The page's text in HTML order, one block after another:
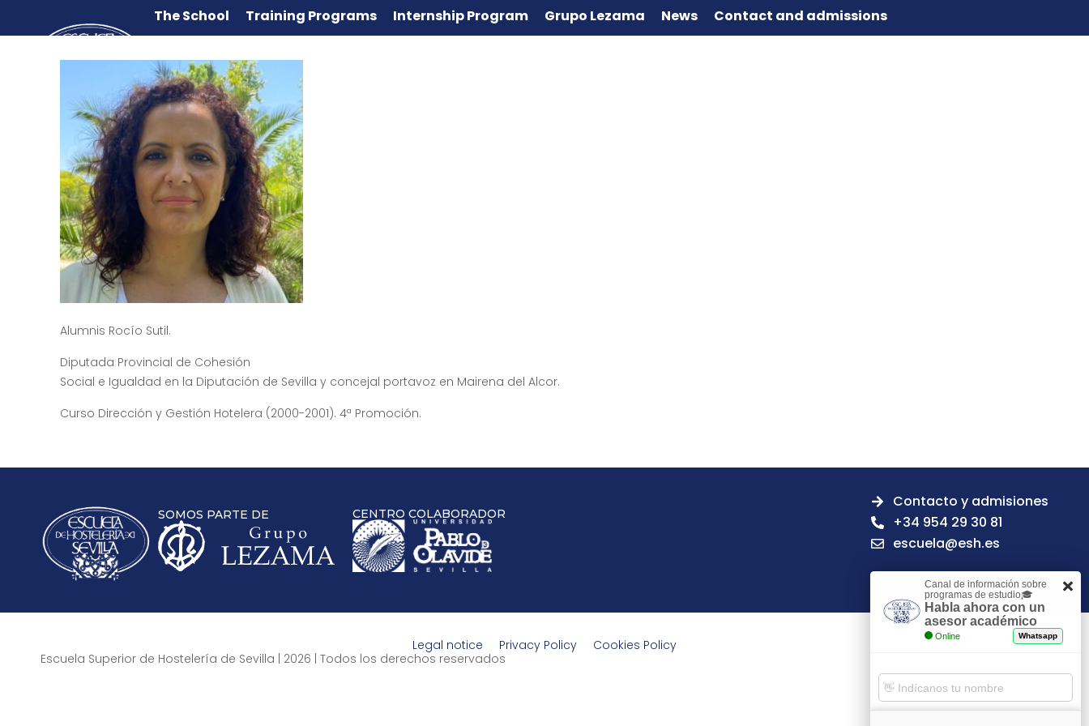
The School Training Programs Internship Program Grupo Lezama News Contact and admissions
Alumnis Rocío Sutil.
Diputada Provincial de Cohesión
Social e Igualdad en la Diputación de Sevilla y concejal portavoz en Mairena del Alcor.
Curso Dirección y Gestión Hotelera (2000-2001). 4ª Promoción.
SOMOS PARTE DE CENTRO COLABORADOR
Contacto y admisiones
+34 954 29 30 81
escuela@esh.es
Legal notice Privacy Policy
Cookies Policy
Escuela Superior de Hostelería de Sevilla | 2026 | Todos los derechos reservados
Canal de información sobre
programas de estudio🎓
Habla ahora con un
asesor académico
Online Whatsapp